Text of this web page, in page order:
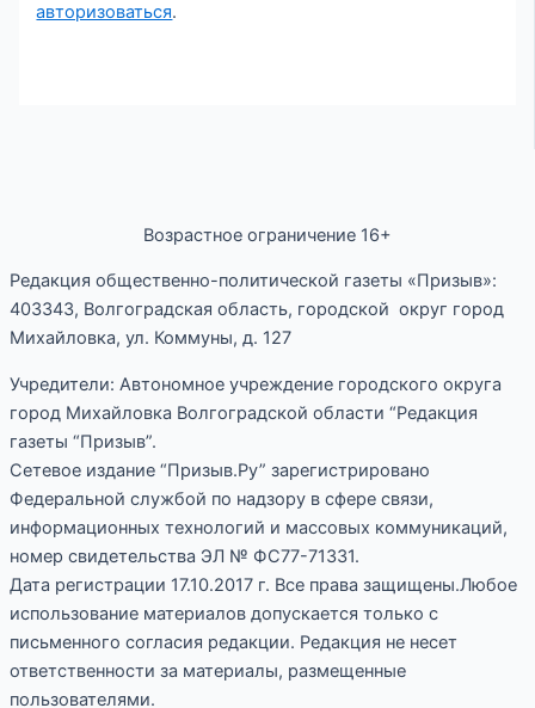
авторизоваться.
Возрастное ограничение 16+
Редакция общественно-политической газеты «Призыв»:
403343, Волгоградская область, городской округ город
Михайловка, ул. Коммуны, д. 127
Учредители: Автономное учреждение городского округа
город Михайловка Волгоградской области “Редакция
газеты “Призыв”.
Сетевое издание “Призыв.Ру” зарегистрировано
Федеральной службой по надзору в сфере связи,
информационных технологий и массовых коммуникаций,
номер свидетельства ЭЛ № ФС77-71331.
Дата регистрации 17.10.2017 г. Все права защищены.Любое
использование материалов допускается только с
письменного согласия редакции. Редакция не несет
ответственности за материалы, размещенные
пользователями.